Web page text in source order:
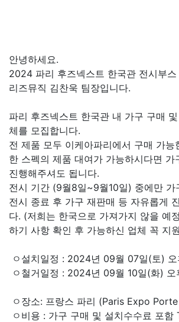
안녕하세요.
2024 파리 후즈넥스트 한국관 전시부
리즈뮤직 김찬욱 팀장입니다.
파리 후즈넥스트 한국관 내 가구 구매
체를 모집합니다.
전 제품 모두 이케아파리에서 구매 가능
한 스펙의 제품 대여가 가능하시다면 가
진행해주셔도 됩니다.
전시 기간 (9월8일~9월10일) 중에만 가
전시 종료 후 가구 재판매 등 자유롭게
다. (저희는 한국으로 가져가지 않을 예
하기 사항 확인 후 가능하신 업체 꼭 지
ㅇ설치일정 : 2024년 09월 07일(토) 오
ㅇ철거일정 : 2024년 09월 10일(화) 오
ㅇ장소: 프랑스 파리 (Paris Expo
ㅇ비용 : 가구 구매 및 설치수수료 포